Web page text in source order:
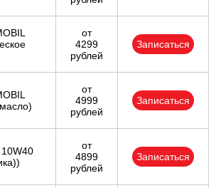
от
4299
рублей
Записаться
от
4999
рублей
Записаться
от
4899
рублей
Записаться